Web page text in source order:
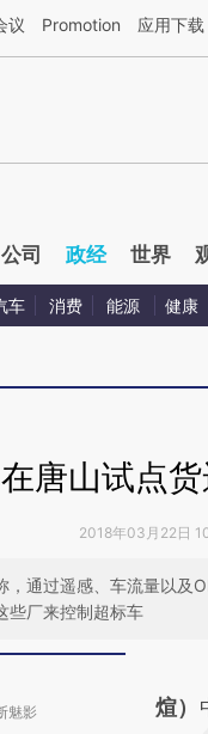
财新文章[https://
议 Promotion 应用下载
公司 政经 世界
车 消费 能源 健康
唐山试点
2018年03月22日
，通过遥感、车流量以及
些厂来控制超标车
魅影
请
煊）